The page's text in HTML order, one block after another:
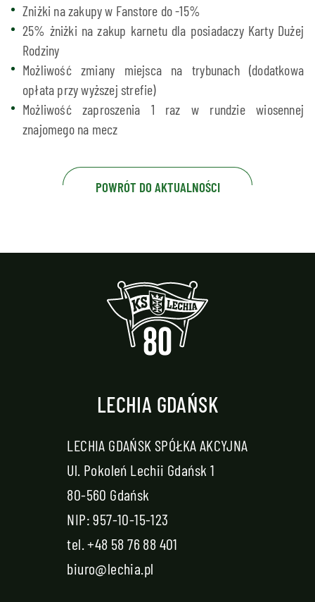
Zniżki na zakupy w Fanstore do -15%
25% żniżki na zakup karnetu dla posiadaczy Karty Dużej
Rodziny
Możliwość zmiany miejsca na trybunach (dodatkowa
opłata przy wyższej strefie)
Możliwość zaproszenia 1 raz w rundzie wiosennej
znajomego na mecz
POWRÓT DO AKTUALNOŚCI
LECHIA GDAŃSK
LECHIA GDAŃSK SPÓŁKA AKCYJNA
Ul. Pokoleń Lechii Gdańsk 1
80-560 Gdańsk
NIP: 957-10-15-123
tel.+48 58 76 88 401
biuro@lechia.pl